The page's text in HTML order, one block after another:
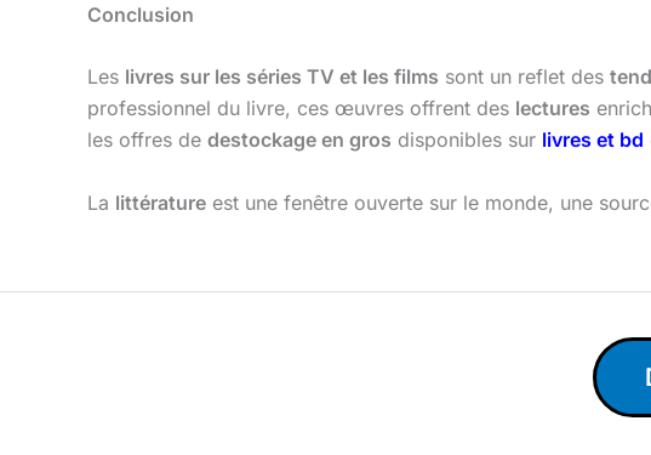
Conclusion
Les livres sur les séries TV et les films sont un reflet des
professionnel du livre, ces œuvres offrent des lectures
les offres de destockage en gros disponibles sur livres et bd
La littérature est une fenêtre ouverte sur le monde, une